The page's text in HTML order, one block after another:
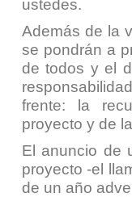
ustedes.
Además de la
se pondrán a
de todos y el
frente: la
proyecto y de
El anuncio de
proyecto -el
de un año